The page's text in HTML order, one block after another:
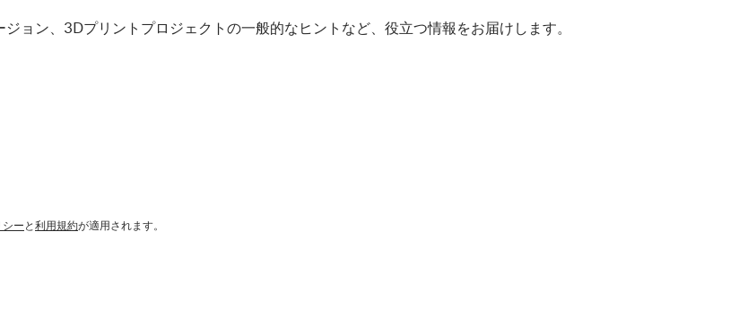
ョン、3Dプリントプロジェクトの一般的なヒントなど、役立つ情報をお届けします。
ーと利用規約が適用されます。